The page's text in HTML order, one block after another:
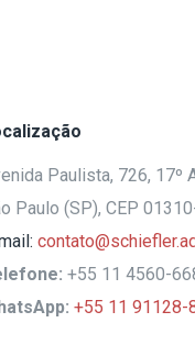
Paulista, 726, 17º
Paulo (SP), CEP
+55 11 4560-
+55 11 91128-